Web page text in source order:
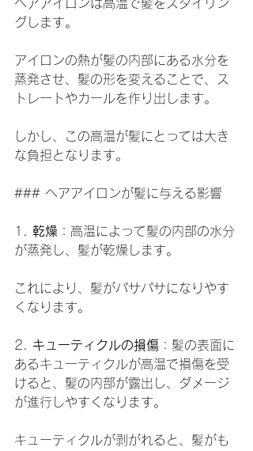
ヘアアイロンは高温で髪をスタイリン
グします。
アイロンの熱が髪の内部にある水分を
蒸発させ、髪の形を変えることで、ス
トレートやカールを作り出します。
しかし、この高温が髪にとっては大き
な負担となります。
### ヘアアイロンが髪に与える影響
1. 乾燥 ：高温によって髪の内部の水分
が蒸発し、髪が乾燥します。
これにより、髪がパサパサになりやす
くなります。
2. キューティクルの損傷 ：髪の表面に
あるキューティクルが高温で損傷を受
けると、髪の内部が露出し、ダメージ
が進行しやすくなります。
キューティクルが剥がれると、髪がも